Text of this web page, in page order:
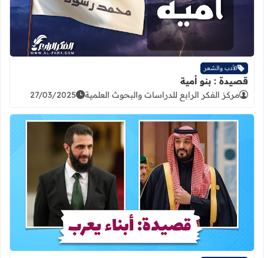
الأدب والشعر
قصيدة : بنو أمية
مركز الفكر الرابع للدراسات والبحوث العلمية 27/03/2025
اقرأ المزيد عن قصيدة : ابناء يعرب